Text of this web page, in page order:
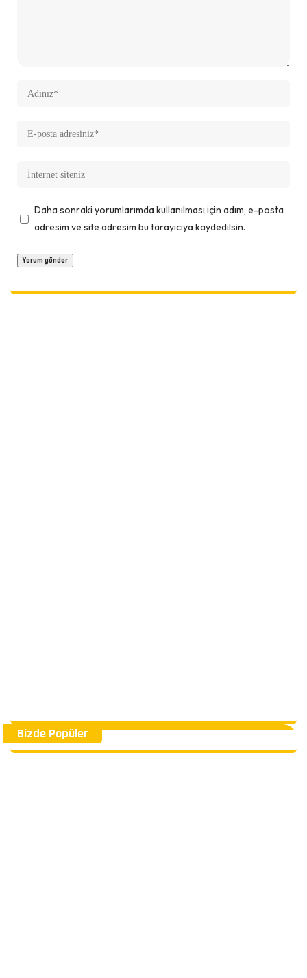
Daha sonraki yorumlarımda kullanılması için adım, e-posta
adresim ve site adresim bu tarayıcıya kaydedilsin.
Bizde Popüler